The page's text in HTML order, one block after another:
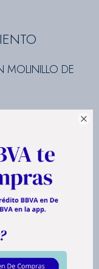

MOLINILLO DE
con molinillo de granos
dureza del agua para
que puedan afectar
eliminar los residuos
una conservación